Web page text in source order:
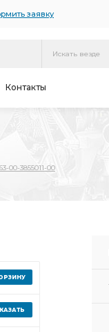
заявку
Искать везде
Контакты
00-3855011-00